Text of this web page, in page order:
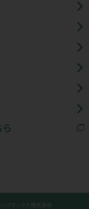
グマックス株式会社